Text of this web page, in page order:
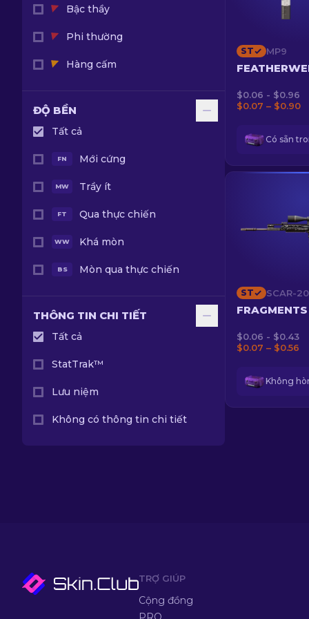
Dao Paracord
Dao găm chữ T
Dao Skeleton
Dao sinh tồn
Găng tay chuyên viên
Găng tay thể thao
Phù hiệu
Bậc thầy
Phi thường
Hàng cấm
ĐỘ BỀN
Tất cả
FN Mới cứng
MW Trầy ít
FT Qua thực chiến
WW Khá mòn
BS Mòn qua thực chiến
THÔNG TIN CHI TIẾT
Tất cả
StatTrak™
Lưu niệm
Không có thông tin chi tiết
ST MP9
$0.06 - $0.96
$0.07 – $0.90
Có sẵn
ST SCAR-20
FRAGMENTS
$0.06 - $0.43
$0.07 – $0.56
TRỢ GIÚP
Cộng đồng